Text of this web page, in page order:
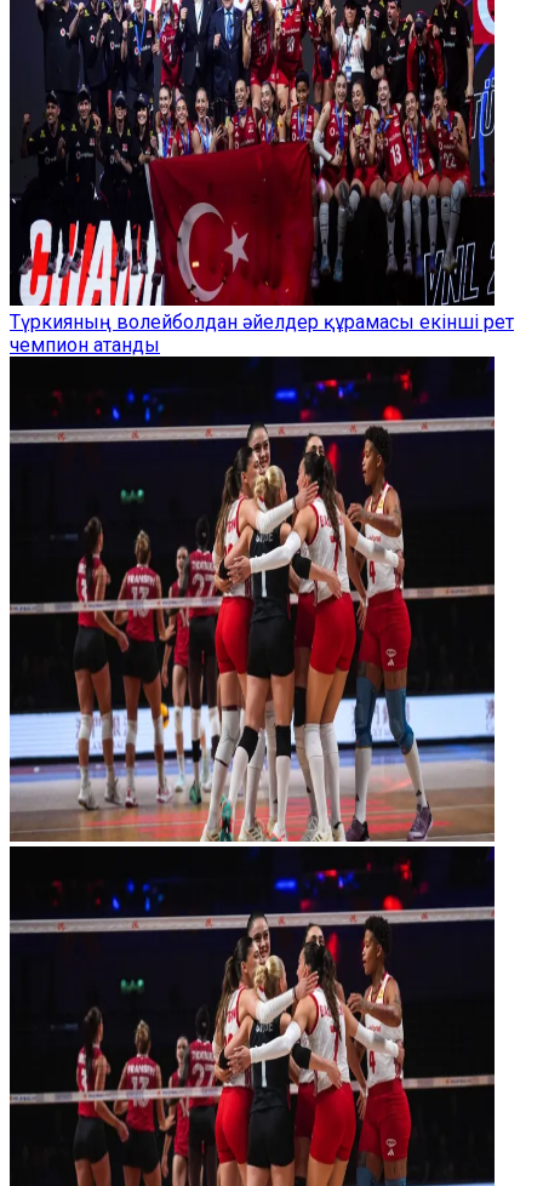
Түркияның волейболдан әйелдер құрамасы екінші рет
чемпион атанды